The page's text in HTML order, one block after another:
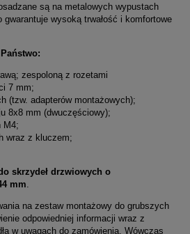
są na metalowych wypustach
wysoką trwałość i komfortowe
zespoloną z rozetami
7 mm;
(tzw. adapterów montażowych);
8x8 mm (dwuczęściowy);
M4;
wraz z kluczem;
skrzydeł drzwiowych o
mm
na zestaw montażowy do grubszych
odpowiedniej informacji wraz z
w uwagach do zamówienia. Wówczas